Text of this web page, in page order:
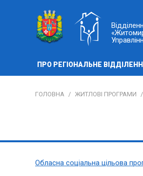
ПРО РЕГІОНАЛЬНЕ
ГОЛОВНА / ЖИТЛОВІ ПРОГРАМИ /
Обласна соціальна цільова